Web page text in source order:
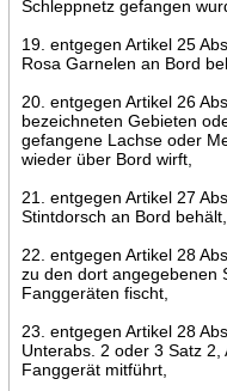
Schleppnetz gefangen
19. entgegen Artikel 25
Rosa Garnelen an Bord
20. entgegen Artikel 26
bezeichneten Gebieten
gefangene Lachse oder
wieder über Bord wirft,
21. entgegen Artikel 27
Stintdorsch an Bord behält,
22. entgegen Artikel 28
zu den dort angegebenen
Fanggeräten fischt,
23. entgegen Artikel 28
Unterabs. 2 oder 3 Satz 2,
Fanggerät mitführt,